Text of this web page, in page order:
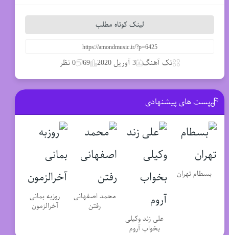
لینک کوتاه مطلب
تک آهنگ 3 آوریل 2020 69 0 نظر
پست های پیشنهادی
بسطام تهران
علی زند وکیلی
بخواب آروم
محمد اصفهانی
رفتن
روزبه بمانی
آخرالزمون